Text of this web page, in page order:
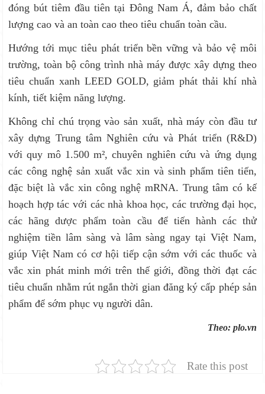
đóng bút tiêm đầu tiên tại Đông Nam Á, đảm bảo chất
lượng cao và an toàn cao theo tiêu chuẩn toàn cầu.
Hướng tới mục tiêu phát triển bền vững và bảo vệ môi
trường, toàn bộ công trình nhà máy được xây dựng theo
tiêu chuẩn xanh LEED GOLD, giảm phát thải khí nhà
kính, tiết kiệm năng lượng.
Không chỉ chú trọng vào sản xuất, nhà máy còn đầu tư
xây dựng Trung tâm Nghiên cứu và Phát triển (R&D)
với quy mô 1.500 m², chuyên nghiên cứu và ứng dụng
các công nghệ sản xuất vắc xin và sinh phẩm tiên tiến,
đặc biệt là vắc xin công nghệ mRNA. Trung tâm có kế
hoạch hợp tác với các nhà khoa học, các trường đại học,
các hãng dược phẩm toàn cầu để tiến hành các thử
nghiệm tiền lâm sàng và lâm sàng ngay tại Việt Nam,
giúp Việt Nam có cơ hội tiếp cận sớm với các thuốc và
vắc xin phát minh mới trên thế giới, đồng thời đạt các
tiêu chuẩn nhằm rút ngắn thời gian đăng ký cấp phép sản
phẩm để sớm phục vụ người dân.
Theo: plo.vn
Rate this post